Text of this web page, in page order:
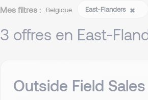
Mes filtres : Belgique East-Flanders
3 offres en East-
Outside Field